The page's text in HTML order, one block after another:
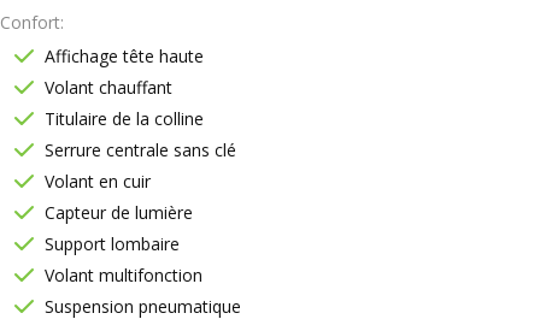
Confort
Affichage tête haute
Volant chauffant
Titulaire de la colline
Serrure centrale sans clé
Volant en cuir
Capteur de lumière
Support lombaire
Volant multifonction
Suspension pneumatique